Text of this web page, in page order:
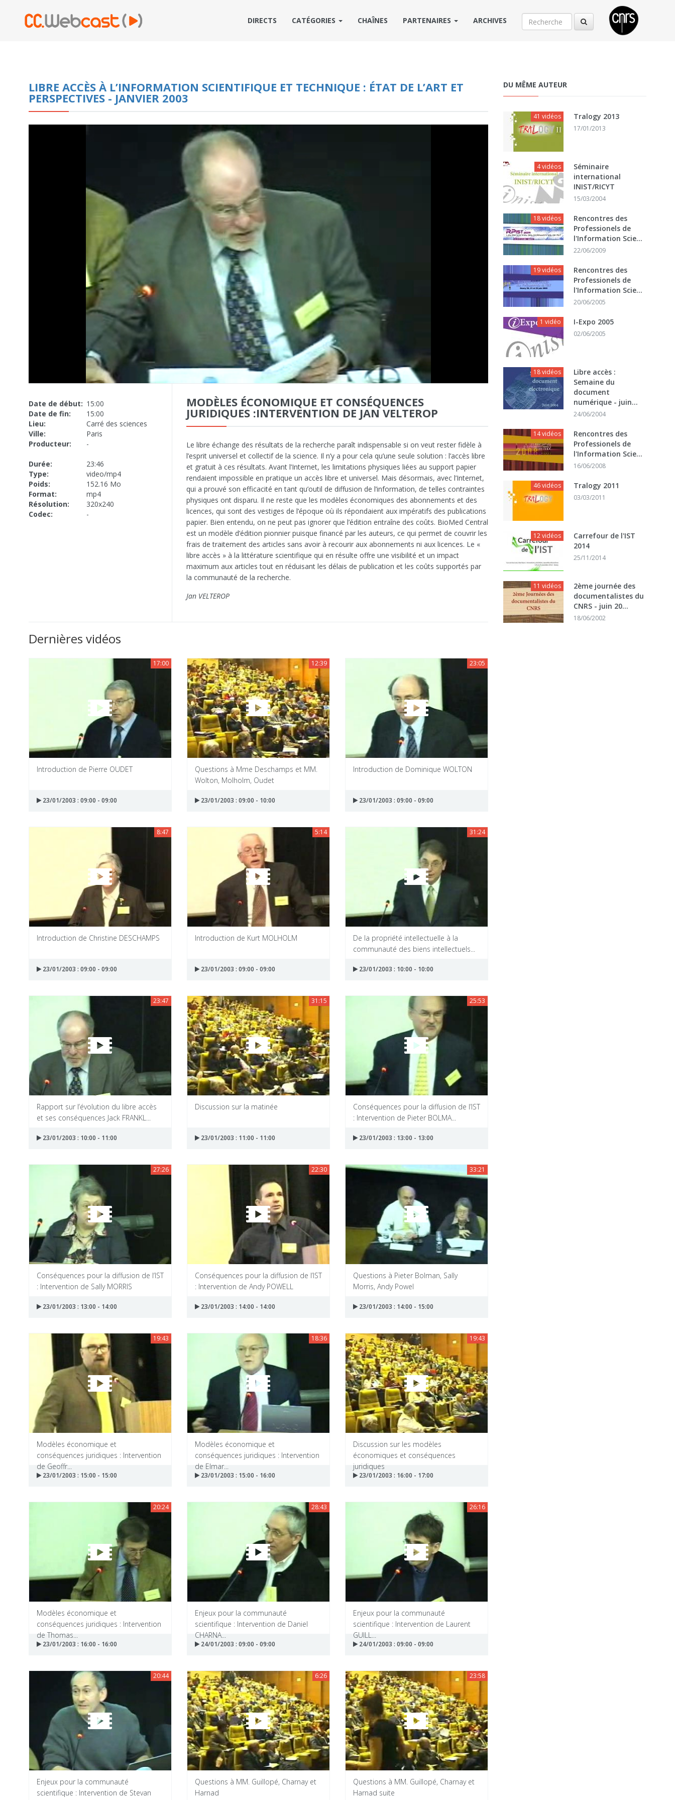
DIRECTS CATÉGORIES CHAÎNES PARTENAIRES ARCHIVES
LIBRE ACCÈS À L’INFORMATION SCIENTIFIQUE ET TECHNIQUE : ÉTAT DE L’ART ET
PERSPECTIVES - JANVIER 2003
Date de début: 15:00
Date de fin:
15:00
Lieu:
Carré des sciences
Ville:
Paris
Producteur:
-
Durée:
23:46
Type:
video/mp4
Poids:
152.16 Mo
Format:
mp4
Résolution:
320x240
Codec:
-
MODÈLES ÉCONOMIQUE ET CONSÉQUENCES
JURIDIQUES :INTERVENTION DE JAN VELTEROP
Le libre échange des résultats de la recherche paraît indispensable si on veut rester fidèle à
l’esprit universel et collectif de la science. Il n’y a pour cela qu’une seule solution : l’accès libre
et gratuit à ces résultats. Avant l’Internet, les limitations physiques liées au support papier
rendaient impossible en pratique un accès libre et universel. Mais désormais, avec l’Internet,
qui a prouvé son efficacité en tant qu’outil de diffusion de l’information, de telles contraintes
physiques ont disparu. Il ne reste que les modèles économiques des abonnements et des
licences, qui sont des vestiges de l’époque où ils répondaient aux impératifs des publications
papier. Bien entendu, on ne peut pas ignorer que l’édition entraîne des coûts. BioMed Central
est un modèle d’édition pionnier puisque financé par les auteurs, ce qui permet de couvrir les
frais de traitement des articles sans avoir à recourir aux abonnements ni aux licences. Le «
libre accès » à la littérature scientifique qui en résulte offre une visibilité et un impact
maximum aux articles tout en réduisant les délais de publication et les coûts supportés par
la communauté de la recherche.
Jan VELTEROP
Dernières vidéos
17:00
Introduction de Pierre OUDET
23/01/2003 : 09:00 - 09:00
12:39
Questions à Mme Deschamps et MM.
Wolton, Molholm, Oudet
23/01/2003 : 09:00 - 10:00
23:05
Introduction de Dominique WOLTON
23/01/2003 : 09:00 - 09:00
8:47
Introduction de Christine DESCHAMPS
23/01/2003 : 09:00 - 09:00
5:14
Introduction de Kurt MOLHOLM
23/01/2003 : 09:00 - 09:00
31:24
De la propriété intellectuelle à la
communauté des biens intellectuels...
23/01/2003 : 10:00 - 10:00
23:47
Rapport sur l’évolution du libre accès
et ses conséquences Jack FRANKL...
23/01/2003 : 10:00 - 11:00
31:15
Discussion sur la matinée
23/01/2003 : 11:00 - 11:00
25:53
Conséquences pour la diffusion de l’IST
: Intervention de Pieter BOLMA...
23/01/2003 : 13:00 - 13:00
27:26
Conséquences pour la diffusion de l’IST
: Intervention de Sally MORRIS
23/01/2003 : 13:00 - 14:00
22:30
Conséquences pour la diffusion de l’IST
: Intervention de Andy POWELL
23/01/2003 : 14:00 - 14:00
33:21
Questions à Pieter Bolman, Sally
Morris, Andy Powel
23/01/2003 : 14:00 - 15:00
19:43
Modèles économique et
conséquences juridiques : Intervention
de Geoffr...
23/01/2003 : 15:00 - 15:00
18:36
Modèles économique et
conséquences juridiques : Intervention
de Elmar...
23/01/2003 : 15:00 - 16:00
19:43
Discussion sur les modèles
économiques et conséquences
juridiques
23/01/2003 : 16:00 - 17:00
20:24
Modèles économique et
conséquences juridiques : Intervention
de Thomas...
23/01/2003 : 16:00 - 16:00
28:43
Enjeux pour la communauté
scientifique : Intervention de Daniel
CHARNA...
24/01/2003 : 09:00 - 09:00
26:16
Enjeux pour la communauté
scientifique : Intervention de Laurent
GUILL...
24/01/2003 : 09:00 - 09:00
20:44
Enjeux pour la communauté
scientifique : Intervention de Stevan
6:26
Questions à MM. Guillopé, Charnay et
Harnad
23:58
Questions à MM. Guillopé, Charnay et
Harnad suite
DU MÊME AUTEUR
41 vidéos Tralogy 2013
17/01/2013
4 vidéos
Séminaire
international
INIST/RICYT
15/03/2004
18 vidéos
Rencontres des
Professionels de
l'Information Scie...
22/06/2009
19 vidéos
Rencontres des
Professionels de
l'Information Scie...
20/06/2005
1 vidéo I-Expo 2005
02/06/2005
18 vidéos
Libre accès :
Semaine du
document
numérique - juin...
24/06/2004
14 vidéos
Rencontres des
Professionels de
l'Information Scie...
16/06/2008
46 vidéos Tralogy 2011
03/03/2011
12 vidéos
Carrefour de l'IST
2014
25/11/2014
11 vidéos
2ème journée des
documentalistes du
CNRS - juin 20...
18/06/2002